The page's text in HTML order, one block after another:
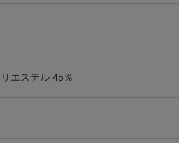
エステル 45％